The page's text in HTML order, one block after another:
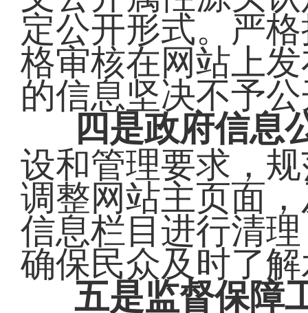
定公开形式。严
格审核在网站上
的信息坚决不予
四是政府信息
设和管理要求，
调整网站主页面
信息栏目进行清
确保民众及时了
五是监督保障